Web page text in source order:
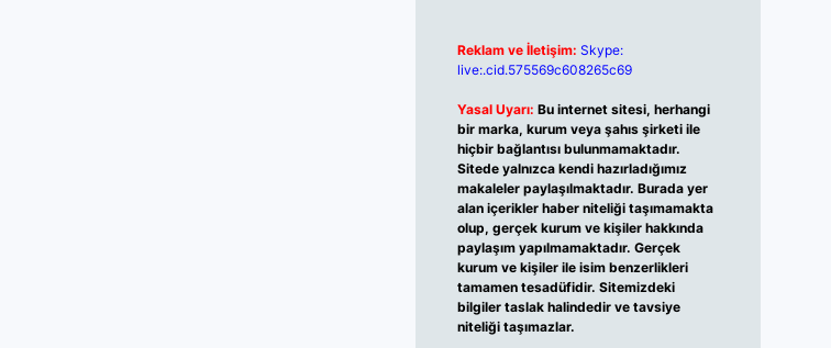
Reklam ve İletişim: Skype:
live:.cid.575569c608265c69
Yasal Uyarı: Bu internet sitesi, herhangi
bir marka, kurum veya şahıs şirketi ile
hiçbir bağlantısı bulunmamaktadır.
Sitede yalnızca kendi hazırladığımız
makaleler paylaşılmaktadır. Burada yer
alan içerikler haber niteliği taşımamakta
olup, gerçek kurum ve kişiler hakkında
paylaşım yapılmamaktadır. Gerçek
kurum ve kişiler ile isim benzerlikleri
tamamen tesadüfidir. Sitemizdeki
bilgiler taslak halindedir ve tavsiye
niteliği taşımazlar.